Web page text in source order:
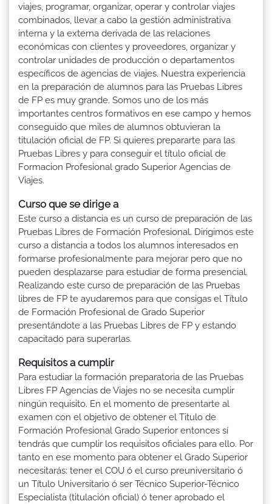
viajes, programar, organizar, operar y controlar viajes
combinados, llevar a cabo la gestión administrativa
interna y la externa derivada de las relaciones
económicas con clientes y proveedores, organizar y
controlar unidades de producción o departamentos
específicos de agencias de viajes. Nuestra experiencia
en la preparación de alumnos para las Pruebas Libres
de FP es muy grande. Somos uno de los más
importantes centros formativos en ese campo y hemos
conseguido que miles de alumnos obtuvieran la
titulación oficial de FP. Si quieres prepararte para las
Pruebas Libres y para conseguir el título oficial de
Formacion Profesional grado Superior Agencias de
Viajes.
Curso que se dirige a
Este curso a distancia es un curso de preparación de las
Pruebas Libres de Formación Profesional. Dirigimos este
curso a distancia a todos los alumnos interesados en
formarse profesionalmente para mejorar pero que no
pueden desplazarse para estudiar de forma presencial.
Realizando este curso de preparación de las Pruebas
libres de FP te ayudaremos para que consigas el Título
de Formación Profesional de Grado Superior
presentándote a las Pruebas Libres de FP y estando
capacitado para superarlas.
Requisitos a cumplir
Para estudiar la formación preparatoria de las Pruebas
Libres FP Agencias de Viajes no se necesita cumplir
ningún requisito. En el momento de presentarte al
examen con el objetivo de obtener el Titulo de
Formación Profesional Grado Superior entonces sí
tendrás que cumplir los requisitos oficiales para ello. Por
tanto en ese momento para obtener el Grado Superior
necesitarás: tener el COU ó el curso preuniversitario ó
un Título Universitario ó ser Técnico Superior-Técnico
Especialista (titulación oficial) ó tener aprobado el